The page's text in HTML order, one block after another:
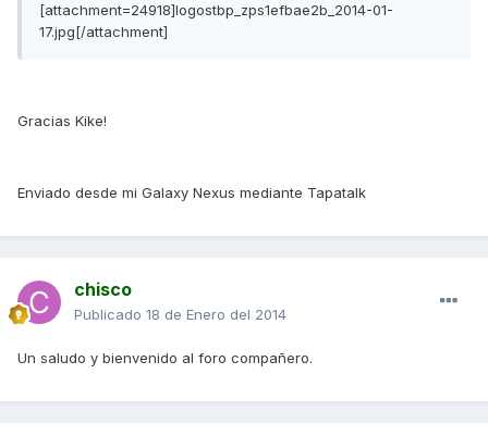
[attachment=24918]logostbp_zps1efbae2b_2014-01-
17.jpg[/attachment]
Gracias Kike!
Enviado desde mi Galaxy Nexus mediante Tapatalk
chisco
Publicado 18 de Enero del 2014
Un saludo y bienvenido al foro compañero.